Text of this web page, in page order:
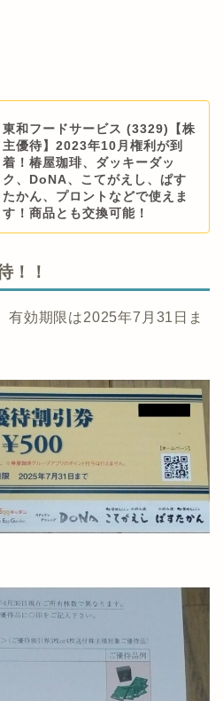
東和フードサービス (3329)【株
主優待】2023年10月権利が到
着！椿屋珈琲、ダッキーダッ
ク、DoNA、こてがえし、ぱす
たかん、プロントなどで使えま
す！商品とも交換可能！
！！
有効期限は2025年7月31日ま